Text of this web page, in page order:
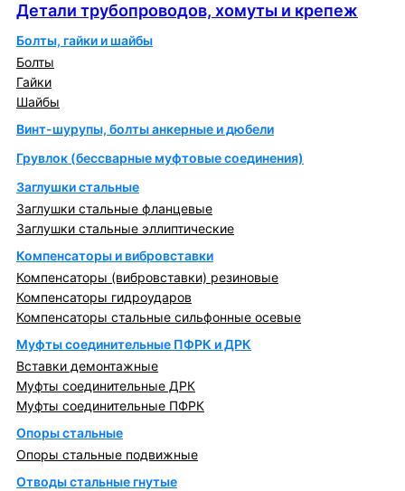
Детали трубопроводов, хомуты и крепеж
Болты, гайки и шайбы
Болты
Гайки
Шайбы
Винт-шурупы, болты анкерные и дюбели
Грувлок (бессварные муфтовые соединения)
Заглушки стальные
Заглушки стальные фланцевые
Заглушки стальные эллиптические
Компенсаторы и вибровставки
Компенсаторы (вибровставки) резиновые
Компенсаторы гидроударов
Компенсаторы стальные сильфонные осевые
Муфты соединительные ПФРК и ДРК
Вставки демонтажные
Муфты соединительные ДРК
Муфты соединительные ПФРК
Опоры стальные
Опоры стальные подвижные
Отводы стальные гнутые